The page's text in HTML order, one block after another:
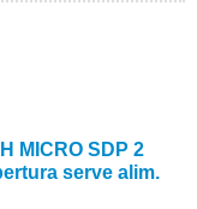
MICRO SDP 2
serve alim.